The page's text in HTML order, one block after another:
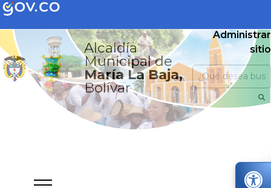
Alcaldía
Municipal de
María La Baja,
Bolívar
Administrar
sitio